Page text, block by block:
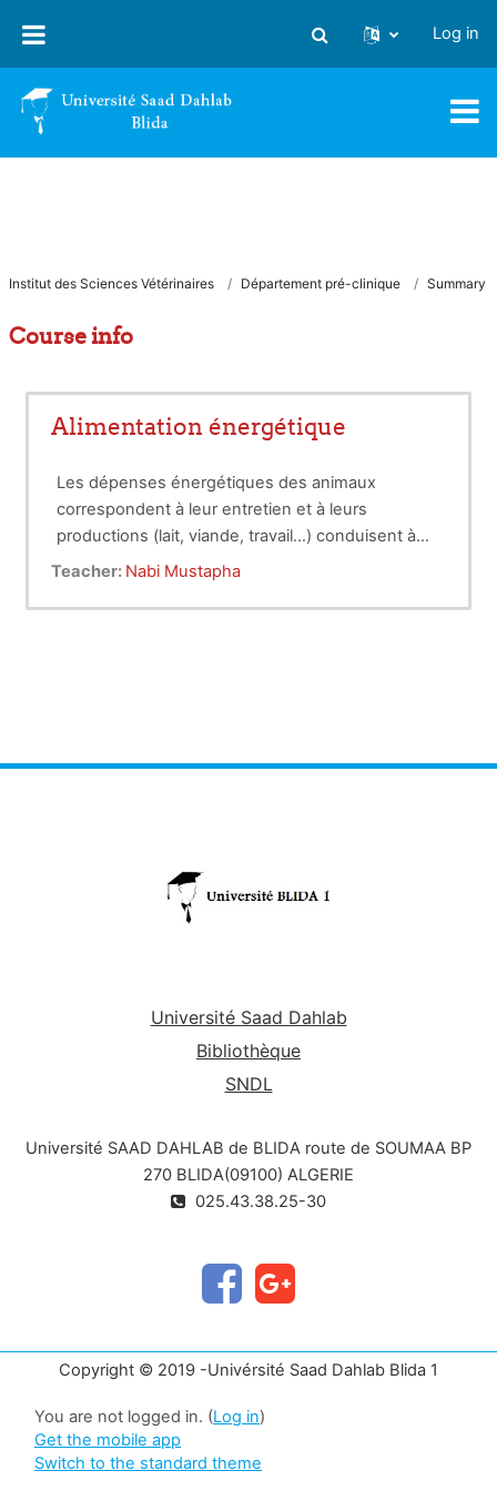
Toggle search input
Log in
Institut des Sciences Vétérinaires Département pré-clinique Summary
Course info
Alimentation énergétique
Les dépenses énergétiques des animaux
correspondent à leur entretien et à leurs
productions (lait, viande, travail…) conduisent à
des besoins énergétiques très variables selon
production. Ces besoins sont satisfaits grâce à
Teacher: Nabi Mustapha
Université Saad Dahlab
Bibliothèque
SNDL
Université SAAD DAHLAB de BLIDA route de SOUMAA BP
270 BLIDA(09100) ALGERIE
025.43.38.25-30
Copyright © 2019 -Univérsité Saad Dahlab Blida 1
You are not logged in. (Log in)
Get the mobile app
Switch to the standard theme